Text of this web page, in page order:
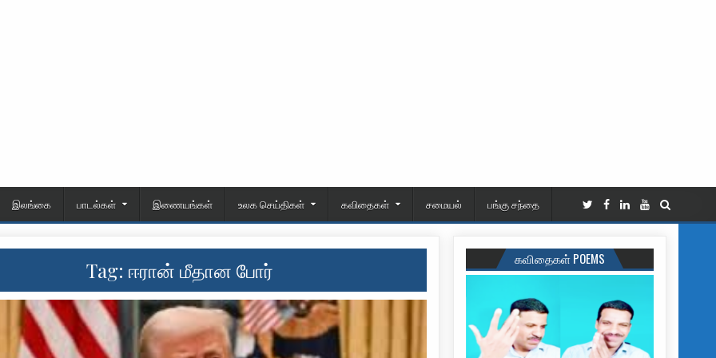
இலங்கை பாடல்கள் இணையங்கள் உலக செய்திகள் கவிதைகள் சமையல் பங்கு சந்தை
Tag:ஈரான் மீதான போர் கவிதைகள் POEMS